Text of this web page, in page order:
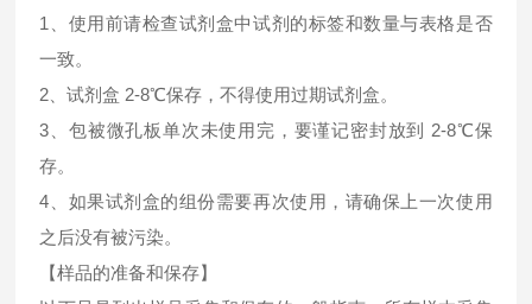
1、使用前请检查试剂盒中试剂的标签和数量与表格是否
一致。
2、试剂盒 2-8℃保存，不得使用过期试剂盒。
3、包被微孔板单次未使用完，要谨记密封放到 2-8℃保
存。
4、如果试剂盒的组份需要再次使用，请确保上一次使用
之后没有被污染。
【样品的准备和保存】